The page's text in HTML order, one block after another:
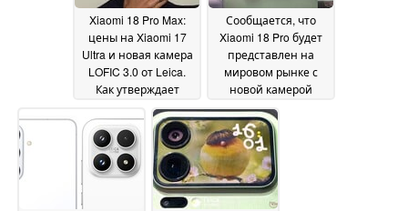
Xiaomi 18 Pro Max:
цены на Xiaomi 17
Ultra и новая камера
LOFIC 3.0 от Leica.
Как утверждает
инсайдер, проект
Xiaomi 18 Ultra всё-
таки не закрыт28 June
2026
Сообщается, что
Xiaomi 18 Pro будет
представлен на
мировом рынке с
новой камерой
LOFIC18 June 2026